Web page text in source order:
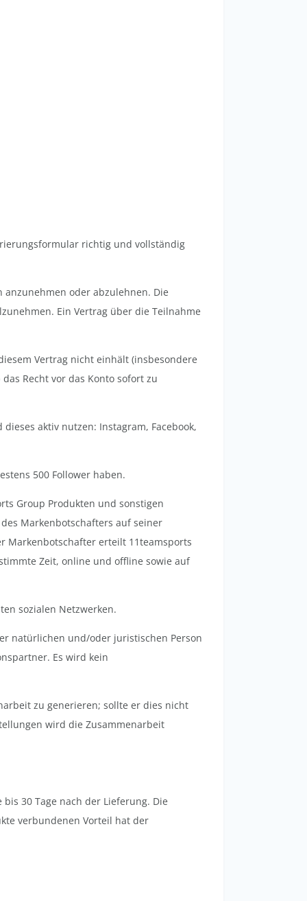
richtig und vollständig
anzunehmen oder abzulehnen. Die
Ein Vertrag über die Teilnahme
Vertrag nicht einhält (insbesondere
Recht vor das Konto sofort zu
aktiv nutzen: Instagram, Facebook,
500 Follower haben.
Group Produkten und sonstigen
Markenbotschafters auf seiner
Markenbotschafter erteilt 11teamsports
Zeit, online und offline sowie auf
sozialen Netzwerken.
natürlichen und/oder juristischen Person
Es wird kein
zu generieren; sollte er dies nicht
wird die Zusammenarbeit
30 Tage nach der Lieferung. Die
verbundenen Vorteil hat der